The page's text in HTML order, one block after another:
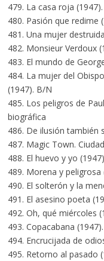
479. La casa roja
480. Pasión que redime
481. Una mujer
482. Monsieur Verdoux
483. El mundo de
484. La mujer del
(1947). B/N
485. Los peligros de
biográfica
486. De ilusión también
487. Magic Town.
488. El huevo y yo
489. Morena y
490. El solterón y la
491. El asesino poeta
492. Oh, qué miércoles
493. Copacabana
494. Encrucijada de
495. Retorno al pasado